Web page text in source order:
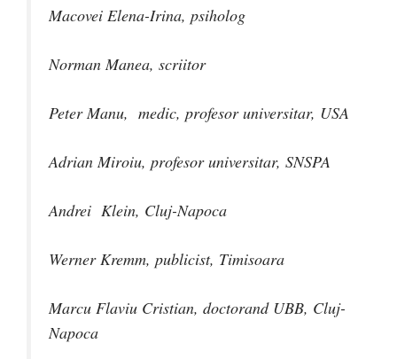
Macovei Elena-Irina, psiholog
Norman Manea, scriitor
Peter Manu, medic, profesor universitar, USA
Adrian Miroiu, profesor universitar, SNSPA
Andrei Klein, Cluj-Napoca
Werner Kremm, publicist, Timisoara
Marcu Flaviu Cristian, doctorand UBB, Cluj-
Napoca